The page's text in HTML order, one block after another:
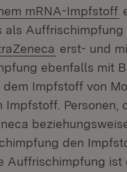
mRNA-Impfstoff
Auffrischimpfung
(Öffnet in
erst- und
ebenfalls mit
Impfstoff von
Personen,
den
Auffrischimpfung